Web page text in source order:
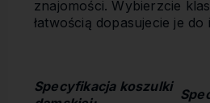
znajomości. Wybierzcie
łatwością dopasujecie je
Specyfikacja koszulki S